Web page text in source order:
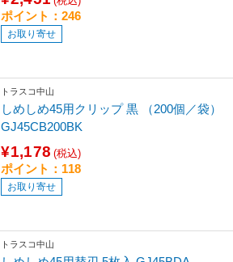
ポイント：246
お取り寄せ
トラスコ中山
しめしめ45用クリップ 黒 （200個／袋）
GJ45CB200BK
¥1,178 (税込)
ポイント：118
お取り寄せ
トラスコ中山